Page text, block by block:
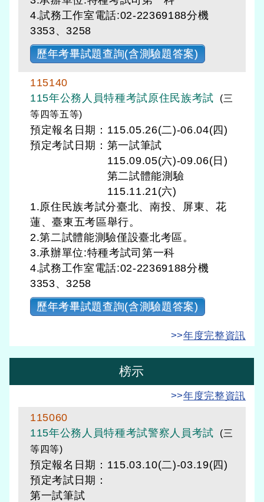
4.試務工作室電話:02-22369188分機
3353、3258
歷年考畢試題查詢(含測驗題答案)
115140
115年公務人員特種考試原住民族考試
(三
等四等五等)
預定報名日期：115.05.26(二)-06.04(四)
預定考試日期： 第一試筆試
115.09.05(六)-09.06(日)
第二試體能測驗
115.11.21(六)
1.原住民族考試分臺北、南投、屏東、花
蓮、臺東五考區舉行。
2.第二試體能測驗僅設臺北考區。
3.承辦單位:特種考試司第一科
4.試務工作室電話:02-22369188分機
3353、3258
歷年考畢試題查詢(含測驗題答案)
>>年度完整資訊
榜示
>>年度完整資訊
115060
115年公務人員特種考試警察人員考試
(三
等四等)
預定報名日期：115.03.10(二)-03.19(四)
預定考試日期：
第一試筆試